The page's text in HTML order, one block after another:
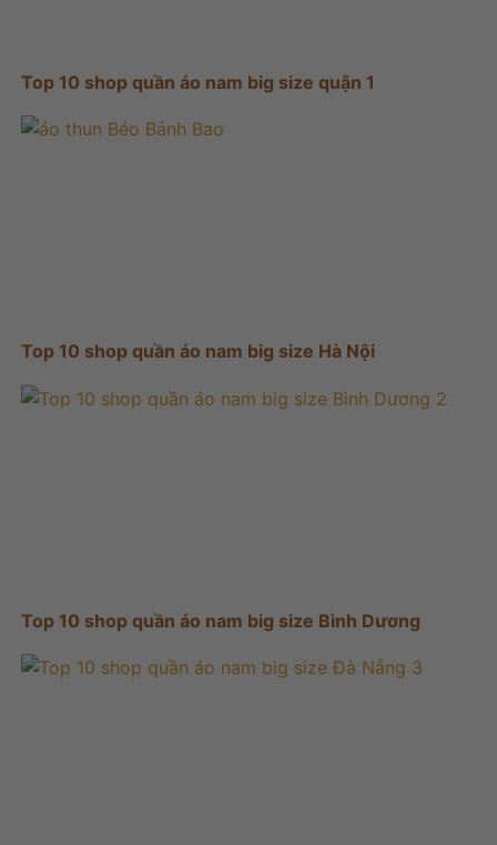
Top 10 shop quần áo nam big size quận 1
Top 10 shop quần áo nam big size Hà Nội
Top 10 shop quần áo nam big size Bình Dương